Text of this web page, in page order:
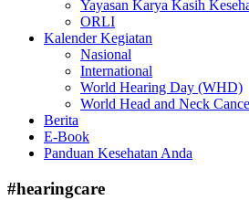
Yayasan Karya Kasih
ORLI
Kalender Kegiatan
Nasional
International
World Hearing Day (WHD)
World Head and Neck
Berita
E-Book
Panduan Kesehatan Anda
#hearingcare